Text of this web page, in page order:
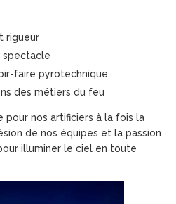
rigueur
spectacle
faire pyrotechnique
des métiers du feu
pour nos artificiers à la fois la
de nos équipes et la passion
illuminer le ciel en toute